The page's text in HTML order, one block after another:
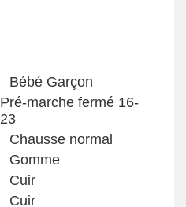
Bébé Garçon
Pré-marche fermé 16-
23
Chausse normal
Gomme
Cuir
Cuir